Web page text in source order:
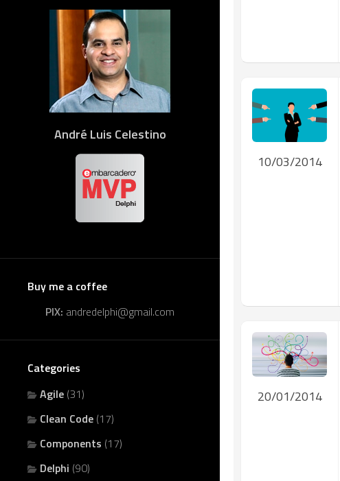
André Luis Celestino
Buy me a coffee
PIX: andredelphi@gmail.com
Categories
Agile (31)
Clean Code (17)
Components (17)
Delphi (90)
10/03/2014
20/01/2014